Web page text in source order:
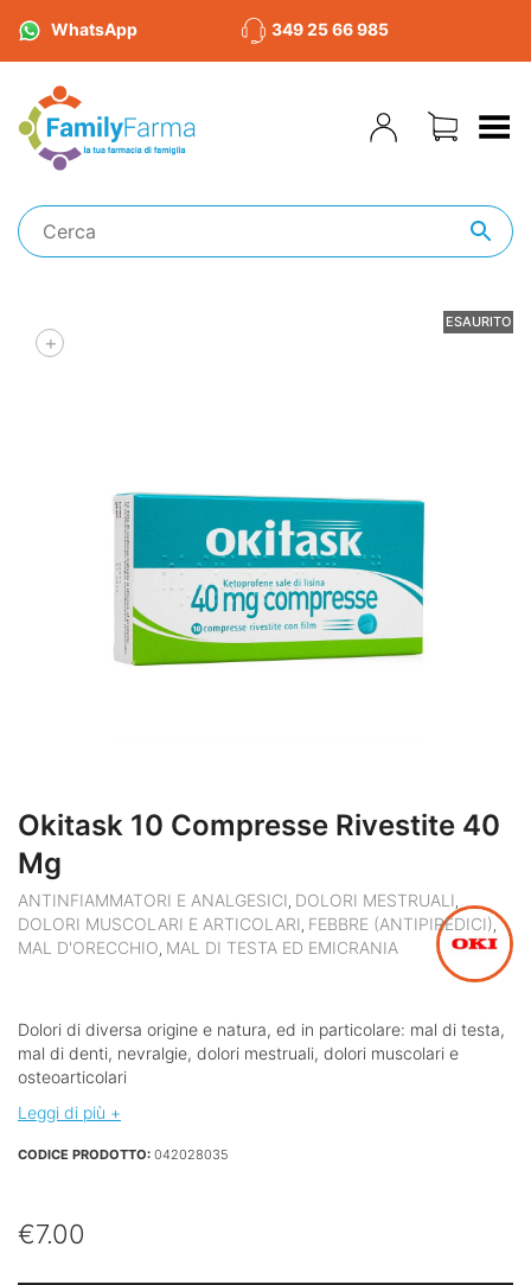
WhatsApp 349 25 66 985
Toggle Menu
ESAURITO
+
Okitask 10 Compresse Rivestite 40
Mg
ANTINFIAMMATORI E ANALGESICI, DOLORI MESTRUALI,
DOLORI MUSCOLARI E ARTICOLARI, FEBBRE (ANTIPIREDICI),
MAL D'ORECCHIO, MAL DI TESTA ED EMICRANIA
Dolori di diversa origine e natura, ed in particolare: mal di testa,
mal di denti, nevralgie, dolori mestruali, dolori muscolari e
osteoarticolari
Leggi di più +
CODICE PRODOTTO: 042028035
€7.00